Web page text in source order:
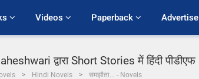
Videos Paperback Advertise
द्वारा Short Stories में हिंदी पीडीएफ
Hindi Novels समझौता... - Novels